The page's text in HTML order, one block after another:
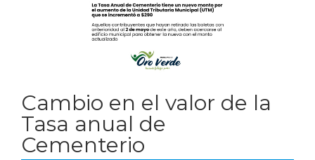
Cambio en el valor de la
Tasa anual de
Cementerio